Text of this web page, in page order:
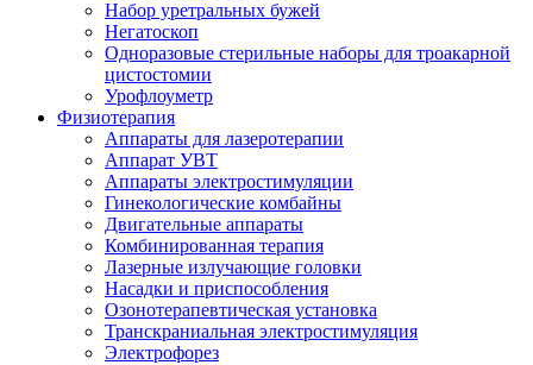
Набор уретральных бужей
Негатоскоп
Одноразовые стерильные наборы для троакарной
цистостомии
Урофлоуметр
Физиотерапия
Аппараты для лазеротерапии
Аппарат УВТ
Аппараты электростимуляции
Гинекологические комбайны
Двигательные аппараты
Комбинированная терапия
Лазерные излучающие головки
Насадки и приспособления
Озонотерапевтическая установка
Транскраниальная электростимуляция
Электрофорез